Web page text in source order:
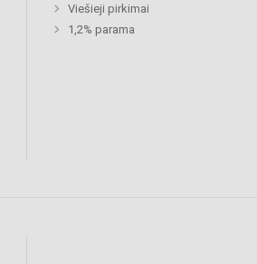
Viešieji pirkimai
1,2% parama